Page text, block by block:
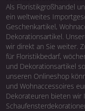
Als Floristikgroßhandel
ein weltweites
Geschenkartikel,
Dekorationsartikel.
wir direkt an Sie weiter.
für Floristikbedarf,
und Dekorationsartikel
unseren Onlineshop
und Wohnaccessoires
Dekorateuren bieten wir